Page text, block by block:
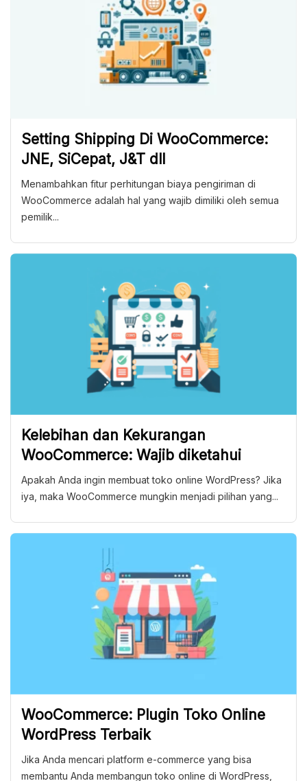
Setting Shipping Di WooCommerce:
JNE, SiCepat, J&T dll
Menambahkan fitur perhitungan biaya pengiriman di
WooCommerce adalah hal yang wajib dimiliki oleh semua
pemilik...
Kelebihan dan Kekurangan
WooCommerce: Wajib diketahui
Apakah Anda ingin membuat toko online WordPress? Jika
iya, maka WooCommerce mungkin menjadi pilihan yang...
WooCommerce: Plugin Toko Online
WordPress Terbaik
Jika Anda mencari platform e-commerce yang bisa
membantu Anda membangun toko online di WordPress,